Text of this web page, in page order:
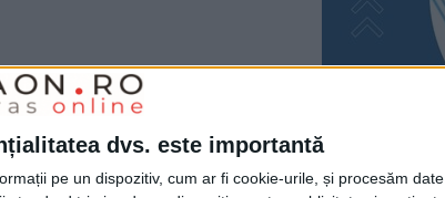
dvs. este importantă
pe un dispozitiv, cum ar fi cookie-urile, și procesăm date